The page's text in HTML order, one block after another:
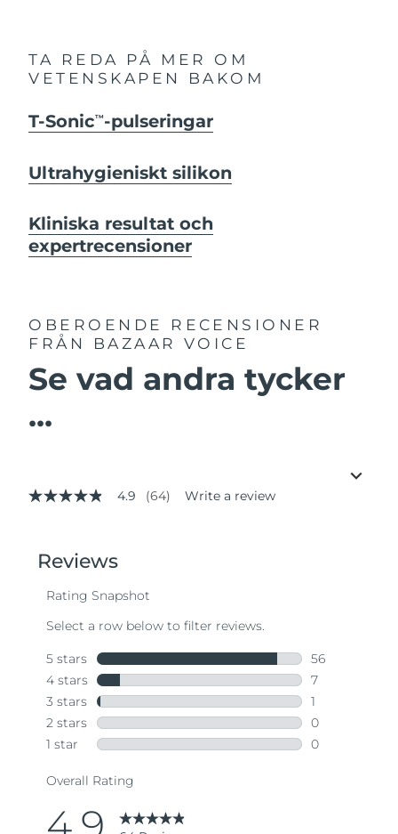
TA REDA PÅ MER OM
VETENSKAPEN BAKOM
T-SonicTM -pulseringar
Ultrahygieniskt silikon
Kliniska resultat och
expertrecensioner
OBEROENDE RECENSIONER
FRÅN BAZAAR VOICE
Se vad andra tycker
...
4.9
stars,
average
value.
Same
page
link.
4.9 (64) Write a review